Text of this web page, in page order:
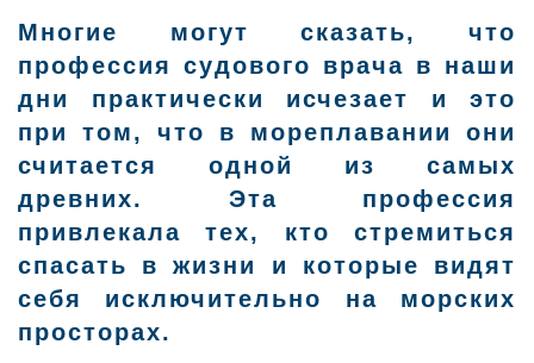
Многие могут сказать, что
профессия судового врача в наши
дни практически исчезает и это
при том, что в мореплавании они
считается одной из самых
древних. Эта профессия
привлекала тех, кто стремиться
спасать в жизни и которые видят
себя исключительно на морских
просторах.